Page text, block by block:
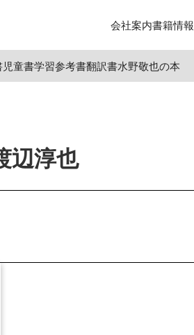
会社案内書籍情報
児童書学習参考書翻訳書水野敬也の本
辺淳也